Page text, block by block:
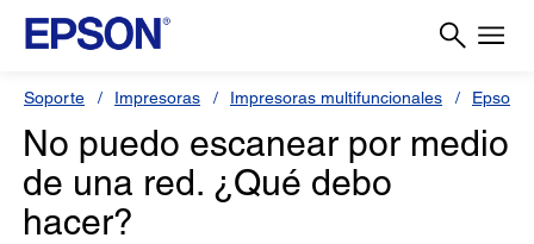
Soporte Impresoras Impresoras multifuncionales Epson L
No puedo escanear por medio
de una red. ¿Qué debo
hacer?